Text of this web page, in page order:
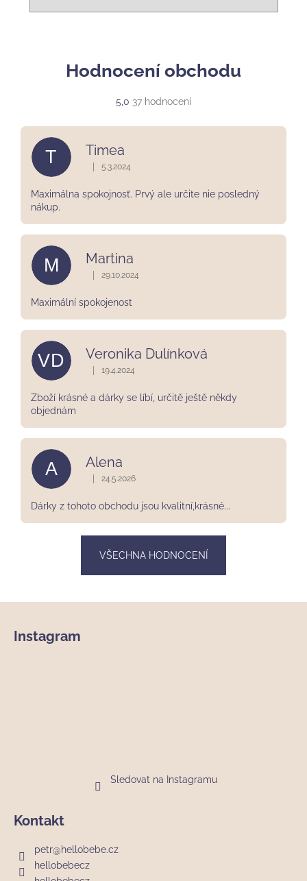
Hodnocení obchodu
5,0 Průměrné
obchodu
hvězdiček.
37 hodnocení
T Timea
Hodnocení obchodu je 5 z 5 hvězdiček.
5.3.2024
Maximálna spokojnosť. Prvý ale určite nie posledný
nákup.
M Martina
Hodnocení obchodu je 5 z 5 hvězdiček.
29.10.2024
Maximální spokojenost
VD Veronika Dulínková
Hodnocení obchodu je 5 z 5 hvězdiček.
19.4.2024
Zboží krásné a dárky se líbí, určitě ještě někdy
objednám
A Alena
Hodnocení obchodu je 5 z 5 hvězdiček.
24.5.2026
Dárky z tohoto obchodu jsou kvalitní,krásné...
VŠECHNA HODNOCENÍ
Instagram
Sledovat na Instagramu
Kontakt
petr@hellobebe.cz
hellobebecz